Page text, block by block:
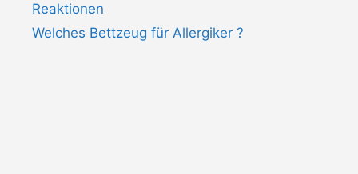
Reaktionen
Welches Bettzeug für Allergiker ?